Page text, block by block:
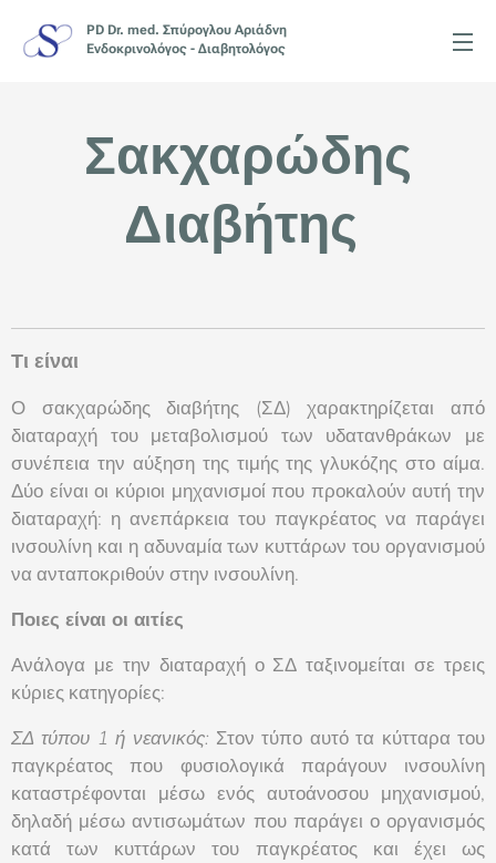
PD Dr. med. Σπύρογλου Αριάδνη
Ενδοκρινολόγος - Διαβητολόγος
Σακχαρώδης
Διαβήτης
Τι είναι
Ο σακχαρώδης διαβήτης (ΣΔ) χαρακτηρίζεται από
διαταραχή του μεταβολισμού των υδατανθράκων με
συνέπεια την αύξηση της τιμής της γλυκόζης στο αίμα.
Δύο είναι οι κύριοι μηχανισμοί που προκαλούν αυτή την
διαταραχή: η ανεπάρκεια του παγκρέατος να παράγει
ινσουλίνη και η αδυναμία των κυττάρων του οργανισμού
να ανταποκριθούν στην ινσουλίνη.
Ποιες είναι οι αιτίες
Ανάλογα με την διαταραχή ο ΣΔ ταξινομείται σε τρεις
κύριες κατηγορίες:
ΣΔ τύπου 1 ή νεανικός: Στον τύπο αυτό τα κύτταρα του
παγκρέατος που φυσιολογικά παράγουν ινσουλίνη
καταστρέφονται μέσω ενός αυτοάνοσου μηχανισμού,
δηλαδή μέσω αντισωμάτων που παράγει ο οργανισμός
κατά των κυττάρων του παγκρέατος και έχει ως